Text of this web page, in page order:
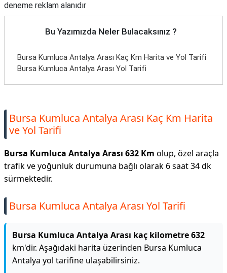
deneme reklam alanıdır
Bu Yazımızda Neler Bulacaksınız ?
Bursa Kumluca Antalya Arası Kaç Km Harita ve Yol Tarifi
Bursa Kumluca Antalya Arası Yol Tarifi
Bursa Kumluca Antalya Arası Kaç Km Harita
ve Yol Tarifi
Bursa Kumluca Antalya Arası 632 Km olup, özel araçla
trafik ve yoğunluk durumuna bağlı olarak 6 saat 34 dk
sürmektedir.
Bursa Kumluca Antalya Arası Yol Tarifi
Bursa Kumluca Antalya Arası kaç kilometre 632
km'dir. Aşağıdaki harita üzerinden Bursa Kumluca
Antalya yol tarifine ulaşabilirsiniz.